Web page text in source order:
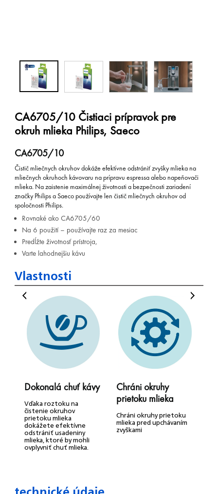
CA6705/10 Čistiaci prípravok pre
okruh mlieka Philips, Saeco
CA6705/10
Čistič mliečnych okruhov dokáže efektívne odstrániť zvyšky mlieka na
mliečnych okruhoch kávovaru na prípravu espressa alebo napeňovači
mlieka. Na zaistenie maximálnej životnosti a bezpečnosti zariadení
značky Philips a Saeco používajte len čistič mliečnych okruhov od
spoločnosti Philips.
Rovnaké ako CA6705/60
Na 6 použití – používajte raz za mesiac
Predĺžte životnosť prístroja,
Varte lahodnejšiu kávu
Vlastnosti
Dokonalá chuť kávy
Vďaka roztoku na
čistenie okruhov
prietoku mlieka
dokážete efektívne
odstrániť usadeniny
mlieka, ktoré by mohli
ovplyvniť chuť mlieka.
Chráni okruhy
prietoku mlieka
Chráni okruhy prietoku
mlieka pred upchávaním
zvyškami